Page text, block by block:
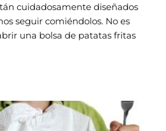
cuidadosamente diseñados
seguir comiéndolos. No es
una bolsa de patatas fritas